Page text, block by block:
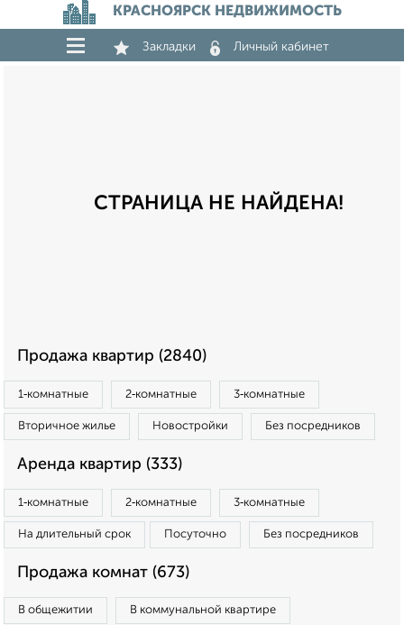
КРАСНОЯРСК НЕДВИЖИМОСТЬ
Закладки Личный кабинет
СТРАНИЦА НЕ НАЙДЕНА!
Продажа квартир (2840)
1‑комнатные 2‑комнатные 3‑комнатные
Вторичное жилье Новостройки Без посредников
Аренда квартир (333)
1‑комнатные 2‑комнатные 3‑комнатные
На длительный срок Посуточно Без посредников
Продажа комнат (673)
В общежитии В коммунальной квартире